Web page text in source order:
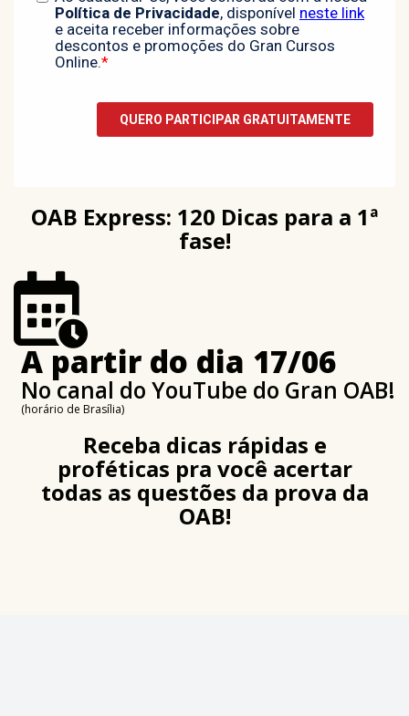
OAB Express: 120 Dicas para a 1ª
fase!
A partir do dia 17/06
No canal do YouTube do Gran OAB!
(horário de Brasília)
Receba dicas rápidas e
proféticas pra você acertar
todas as questões da prova da
OAB!